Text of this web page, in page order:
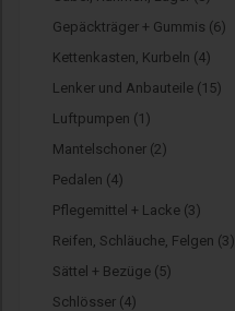
Gepäckträger + Gummis (6)
Kettenkasten, Kurbeln (4)
Lenker und Anbauteile (15)
Luftpumpen (1)
Mantelschoner (2)
Pedalen (4)
Pflegemittel + Lacke (3)
Reifen, Schläuche, Felgen (3)
Sättel + Bezüge (5)
Schlösser (4)